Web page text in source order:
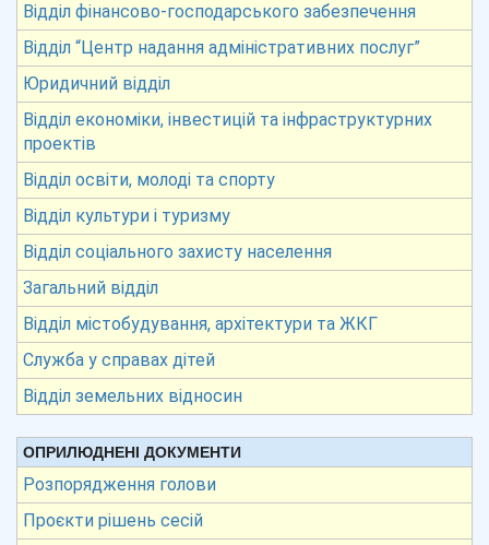
Відділ фінансово-господарського забезпечення
Відділ “Центр надання адміністративних послуг”
Юридичний відділ
Відділ економіки, інвестицій та інфраструктурних
проектів
Відділ освіти, молоді та спорту
Відділ культури і туризму
Відділ соціального захисту населення
Загальний відділ
Відділ містобудування, архітектури та ЖКГ
Служба у справах дітей
Відділ земельних відносин
ОПРИЛЮДНЕНІ ДОКУМЕНТИ
Розпорядження голови
Проєкти рішень сесій